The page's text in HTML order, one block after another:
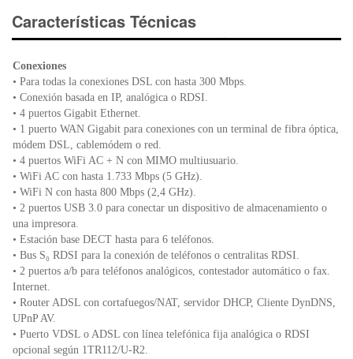
e
b
o
k
er s
A
p
ri
e
dl
y
Características Técnicas
Conexiones
• Para todas la conexiones DSL con hasta 300 Mbps.
• Conexión basada en IP, analógica o RDSI.
• 4 puertos Gigabit Ethernet.
• 1 puerto WAN Gigabit para conexiones con un terminal de fibra óptica,
módem DSL, cablemódem o red.
• 4 puertos WiFi AC + N con MIMO multiusuario.
• WiFi AC con hasta 1.733 Mbps (5 GHz).
• WiFi N con hasta 800 Mbps (2,4 GHz).
• 2 puertos USB 3.0 para conectar un dispositivo de almacenamiento o
una impresora.
• Estación base DECT hasta para 6 teléfonos.
• Bus S₀ RDSI para la conexión de teléfonos o centralitas RDSI.
• 2 puertos a/b para teléfonos analógicos, contestador automático o fax.
Internet.
• Router ADSL con cortafuegos/NAT, servidor DHCP, Cliente DynDNS,
UPnP AV.
• Puerto VDSL o ADSL con línea telefónica fija analógica o RDSI
opcional según 1TR112/U-R2.